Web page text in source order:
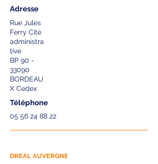
Adresse
Rue Jules
Ferry Cité
administra
tive
BP 90 -
33090
BORDEAU
X Cedex
Téléphone
05 56 24 88 22
DREAL AUVERGNE